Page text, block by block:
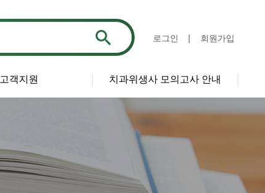
로그인 회원가입
고객지원 치과위생사 모의고사 안내